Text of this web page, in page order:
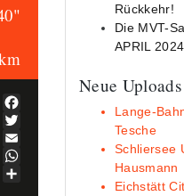
Facebook
Twitter
Email
WhatsApp
Rückkehr!
Die MVT-
APRIL
Neue
Lange-
Tesche
Schliersee
Hausmann
Eichstätt